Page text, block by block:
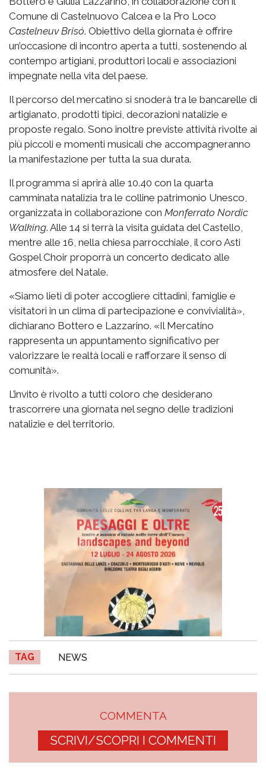
Comune di Castelnuovo Calcea e la Pro Loco
Castelneuv Brisó. Obiettivo della giornata è offrire
un’occasione di incontro aperta a tutti, sostenendo al
contempo artigiani, produttori locali e associazioni
impegnate nella vita del paese.
Il percorso del mercatino si snoderà tra le bancarelle di
artigianato, prodotti tipici, decorazioni natalizie e
proposte regalo. Sono inoltre previste attività rivolte ai
più piccoli e momenti musicali che accompagneranno
la manifestazione per tutta la sua durata.
Il programma si aprirà alle 10.40 con la quarta
camminata natalizia tra le colline patrimonio Unesco,
organizzata in collaborazione con Monferrato Nordic
Walking. Alle 14 si terrà la visita guidata del Castello,
mentre alle 16, nella chiesa parrocchiale, il coro Asti
Gospel Choir proporrà un concerto dedicato alle
atmosfere del Natale.
«Siamo lieti di poter accogliere cittadini, famiglie e
visitatori in un clima di partecipazione e convivialità»,
dichiarano Bottero e Lazzarino. «Il Mercatino
rappresenta un appuntamento significativo per
valorizzare le realtà locali e rafforzare il senso di
comunità».
L’invito è rivolto a tutti coloro che desiderano
trascorrere una giornata nel segno delle tradizioni
natalizie e del territorio.
TAG NEWS
COMMENTA
SCRIVI/SCOPRI I COMMENTI